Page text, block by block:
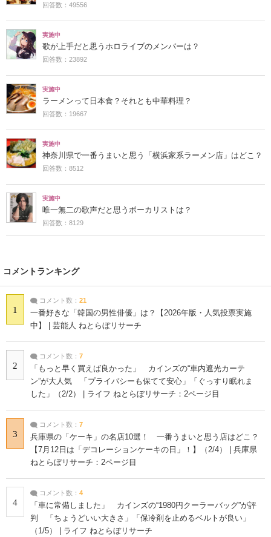
回答数：49556
実施中
歌が上手だと思うホロライブのメンバーは？
回答数：23892
実施中
ラーメンって日本食？それとも中華料理？
回答数：19667
実施中
神奈川県で一番うまいと思う「横浜家系ラーメン店」はどこ？
回答数：8512
実施中
唯一無二の歌声だと思うボーカリストは？
回答数：8129
コメントランキング
1
コメント数： 21
一番好きな「韓国の男性俳優」は？【2026年版・人気投票実施
中】 | 芸能人 ねとらぼリサーチ
2
コメント数： 7
「もっと早く買えば良かった」 カインズの“車内遮光カーテ
ン”が大人気 「プライバシーも保てて安心」「ぐっすり眠れま
した」（2/2） | ライフ ねとらぼリサーチ：2ページ目
3
コメント数： 7
兵庫県の「ケーキ」の名店10選！ 一番うまいと思う店はどこ？
【7月12日は「デコレーションケーキの日」！】（2/4） | 兵庫県
ねとらぼリサーチ：2ページ目
4
コメント数： 4
「車に常備しました」 カインズの“1980円クーラーバッグ”が評
判 「ちょうどいい大きさ」「保冷剤を止めるベルトが良い」
（1/5） | ライフ ねとらぼリサーチ